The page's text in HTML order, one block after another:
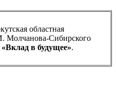
областная
Молчанова-Сибирского
в будущее».